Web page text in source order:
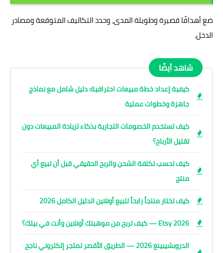
ضع أهدافًا قصيرة وطويلة المدى، وحدد التكاليف المتوقعة ومصادر
الدخل.
شاهد أيضًا
كيفية إعداد خطة مبيعات احترافية: دليل شامل مع نماذج
جاهزة وخطوات عملية
كيف تستخدم الخصومات التجارية بذكاء لزيادة المبيعات دون
تقليل الأرباح؟
كيف تحسب تكلفة الشحن والربح الحقيقي قبل أن تبيع أي
منتج
كيف تختار منتجاً رابحاً للبيع أونلاين الدليل الكامل 2026
Etsy 2026 — كيف تربح من موهبتك أونلاين وأنت في بيتك؟
الدروبشيبينغ 2026 — الطريق الأقصر لمتجر إلكتروني ناجح